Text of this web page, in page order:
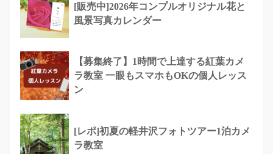
[販売中]2026年コンプルオリジナル花と
風景写真カレンダー
【募集終了】1時間で上達する紅葉カメ
ラ教室 一眼もスマホもOKの個人レッス
ン
[レポ]初夏の軽井沢フォトツアー1泊カメ
ラ教室